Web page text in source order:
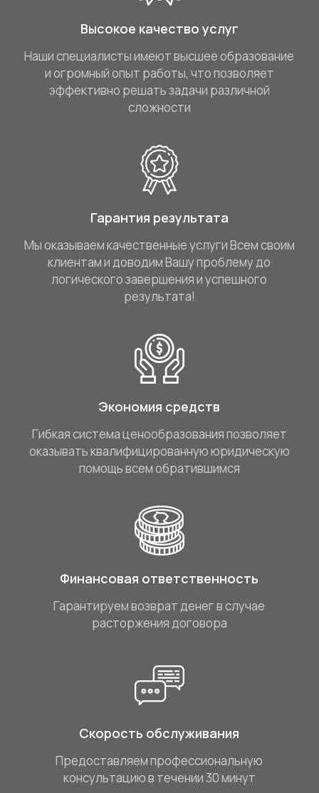
Высокое качество услуг
Наши специалисты имеют высшее образование
и огромный опыт работы, что позволяет
эффективно решать задачи различной
сложности
Гарантия результата
Мы оказываем качественные услуги Всем своим
клиентам и доводим Вашу проблему до
логического завершения и успешного
результата!
Экономия средств
Гибкая система ценообразования позволяет
оказывать квалифицированную юридическую
помощь всем обратившимся
Финансовая ответственность
Гарантируем возврат денег в случае
расторжения договора
Скорость обслуживания
Предоставляем профессиональную
консультацию в течении 30 минут